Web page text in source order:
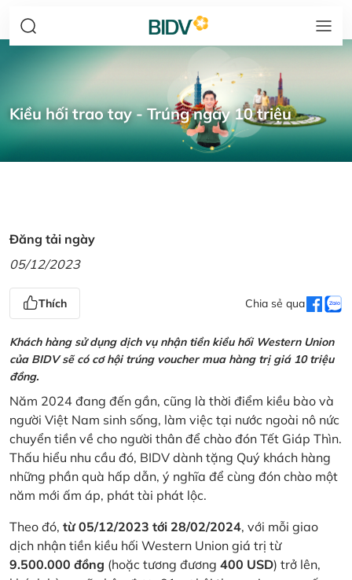
Kiều hối trao tay - Trúng ngay 10 triệu
Đăng tải ngày
05/12/2023
Thích Chia sẻ qua
Khách hàng sử dụng dịch vụ nhận tiền kiều hối Western Union
của BIDV sẽ có cơ hội trúng voucher mua hàng trị giá 10 triệu
đồng.
Năm 2024 đang đến gần, cũng là thời điểm kiều bào và
người Việt Nam sinh sống, làm việc tại nước ngoài nô nức
chuyển tiền về cho người thân để chào đón Tết Giáp Thìn.
Thấu hiểu nhu cầu đó, BIDV dành tặng Quý khách hàng
những phần quà hấp dẫn, ý nghĩa để cùng đón chào một
năm mới ấm áp, phát tài phát lộc.
Theo đó, từ 05/12/2023 tới 28/02/2024, với mỗi giao
dịch nhận tiền kiều hối Western Union giá trị từ
9.500.000 đồng (hoặc tương đương 400 USD) trở lên,